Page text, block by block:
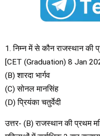
1. निम्न में से कौन राजस्थान की
[CET (Graduation) 8 Jan
(B) शारदा भार्गव
(C) सोनल मानसिंह
(D) प्रियंका चतुर्वेदी
उत्तर- (B) राजस्थान की प्रथम